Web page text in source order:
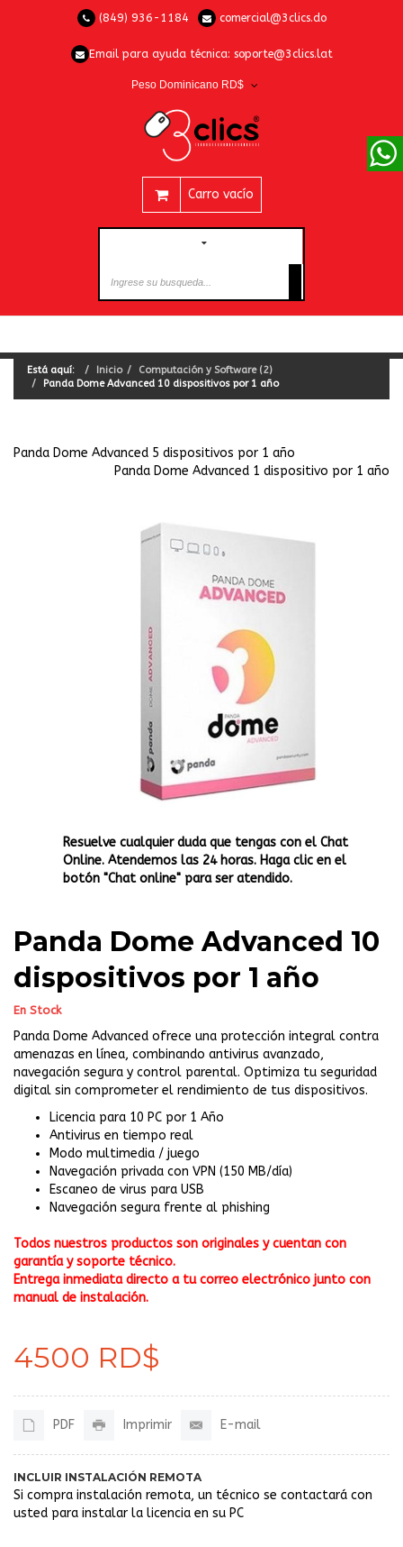
(849) 936-1184 comercial@3clics.do
Email para ayuda técnica: soporte@3clics.lat
Peso Dominicano RD$
Carro vacío
CATEGORÍAS
Está aquí: Inicio
Computación y Software (2)
Panda Dome Advanced 10 dispositivos por 1 año
Panda Dome Advanced 5 dispositivos por 1 año
Panda Dome Advanced 1 dispositivo por 1 año
Resuelve cualquier duda que tengas con el Chat
Online. Atendemos las 24 horas. Haga clic en el
botón "Chat online" para ser atendido.
Panda Dome Advanced 10
dispositivos por 1 año
En Stock
Panda Dome Advanced ofrece una protección integral contra
amenazas en línea, combinando antivirus avanzado,
navegación segura y control parental. Optimiza tu seguridad
digital sin comprometer el rendimiento de tus dispositivos.
Licencia para 10 PC por 1 Año
Antivirus en tiempo real
Modo multimedia / juego
Navegación privada con VPN (150 MB/día)
Escaneo de virus para USB
Navegación segura frente al phishing
Todos nuestros productos son originales y cuentan con
garantía y soporte técnico.
Entrega inmediata directo a tu correo electrónico junto con
manual de instalación.
4500 RD$
PDF Imprimir E-mail
INCLUIR INSTALACIÓN REMOTA
Si compra instalación remota, un técnico se contactará con
usted para instalar la licencia en su PC